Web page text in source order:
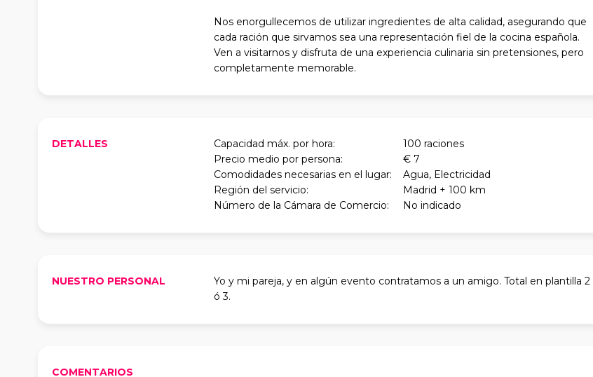
Nos enorgullecemos de utilizar ingredientes de alta calidad, asegurando que
cada ración que sirvamos sea una representación fiel de la cocina española.
Ven a visitarnos y disfruta de una experiencia culinaria sin pretensiones, pero
completamente memorable.
DETALLES Capacidad máx. por hora:
100 raciones
Precio medio por persona:
€ 7
Comodidades necesarias en el lugar:
Agua, Electricidad
Región del servicio:
Madrid + 100 km
Número de la Cámara de Comercio:
No indicado
NUESTRO PERSONAL
Yo y mi pareja, y en algún evento contratamos a un amigo. Total en plantilla 2
ó 3.
COMENTARIOS